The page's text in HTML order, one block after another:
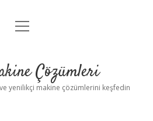
Anasayfa
Yasal Uyarı
menüyü
Çözümleri
yenilikçi makine çözümlerini keşfedin